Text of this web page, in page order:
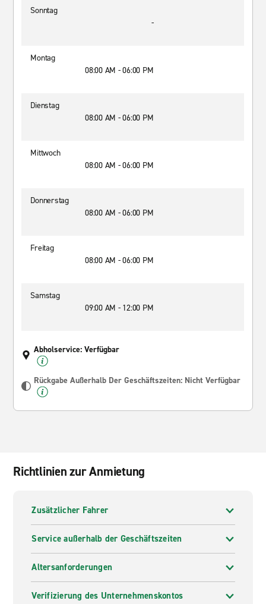
Sonntag
-
Montag
08:00 AM - 06:00 PM
Dienstag
08:00 AM - 06:00 PM
Mittwoch
08:00 AM - 06:00 PM
Donnerstag
08:00 AM - 06:00 PM
Freitag
08:00 AM - 06:00 PM
Samstag
09:00 AM - 12:00 PM
Abholservice: Verfügbar
Rückgabe Außerhalb Der Geschäftszeiten: Nicht Verfügbar
Richtlinien zur Anmietung
Zusätzlicher Fahrer
Service außerhalb der Geschäftszeiten
Altersanforderungen
Verifizierung des Unternehmenskontos